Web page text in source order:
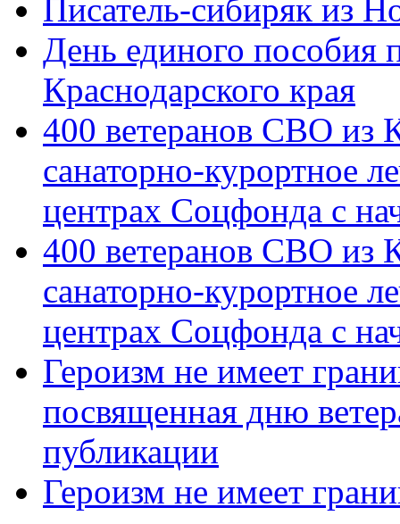
Писатель-сибиряк из
День единого пособия
Краснодарского края
400 ветеранов СВО из
санаторно-курортное
центрах Соцфонда с
400 ветеранов СВО из
санаторно-курортное
центрах Соцфонда с
Героизм не имеет
посвященная дню
публикации
Героизм не имеет